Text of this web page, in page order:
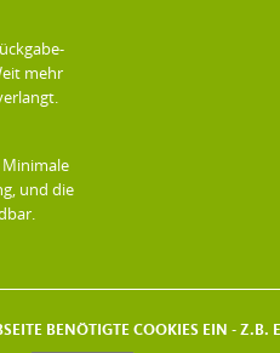
BENÖTIGTE COOKIES EIN -
mehr
Minimale
und die